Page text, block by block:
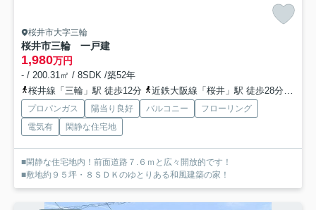
桜井市大字三輪
桜井市三輪 一戸建
1,980万円
- / 200.31㎡ / 8SDK /築52年
桜井線「三輪」駅 徒歩12分
近鉄大阪線「桜井」駅 徒歩28分
プロパンガス 陽当り良好 バルコニー
フローリング
電気有
閑静な住宅地
■閑静な住宅地内！前面道路７.６ｍと広々開放的です！
■敷地約９５坪・８ＳＤＫのゆとりある和風建築の家！